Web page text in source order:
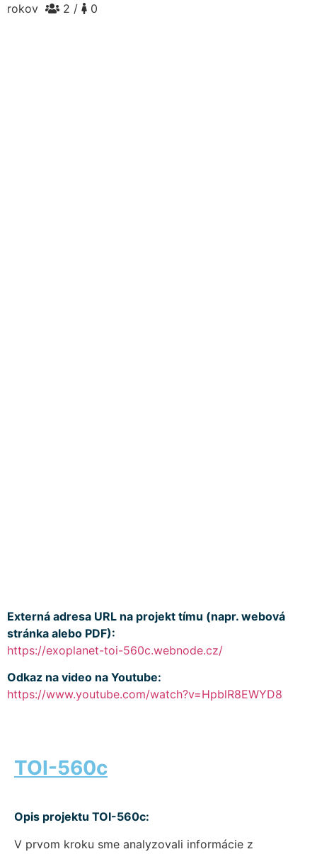
rokov
2 / 0
Externá adresa URL na projekt tímu (napr. webová
stránka alebo PDF):
https://exoplanet-toi-560c.webnode.cz/
Odkaz na video na Youtube:
https://www.youtube.com/watch?v=HpblR8EWYD8
TOI-560c
Opis projektu TOI-560c:
V prvom kroku sme analyzovali informácie z